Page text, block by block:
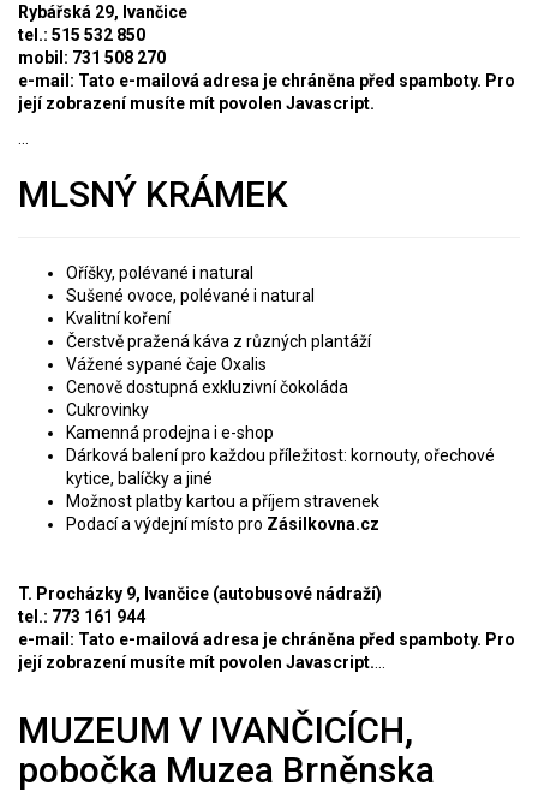
Rybářská 29, Ivančice
tel.: 515 532 850
mobil: 731 508 270
e-mail: Tato e-mailová adresa je chráněna před spamboty. Pro
její zobrazení musíte mít povolen Javascript.
MLSNÝ KRÁMEK
Oříšky, polévané i natural
Sušené ovoce, polévané i natural
Kvalitní koření
Čerstvě pražená káva z různých plantáží
Vážené sypané čaje Oxalis
Cenově dostupná exkluzivní čokoláda
Cukrovinky
Kamenná prodejna i e-shop
Dárková balení pro každou příležitost: kornouty, ořechové
kytice, balíčky a jiné
Možnost platby kartou a příjem stravenek
Podací a výdejní místo pro Zásilkovna.cz
T. Procházky 9, Ivančice (autobusové nádraží)
tel.: 773 161 944
e-mail: Tato e-mailová adresa je chráněna před spamboty. Pro
její zobrazení musíte mít povolen Javascript.
MUZEUM V IVANČICÍCH,
pobočka Muzea Brněnska